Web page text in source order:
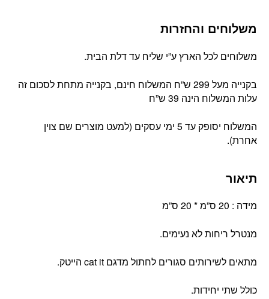
משלוחים והחזרות
משלוחים לכל הארץ ע”י שליח עד דלת הבית.
בקנייה מעל 299 ש”ח המשלוח חינם, בקנייה מתחת לסכום זה
עלות המשלוח הינה 39 ש”ח
המשלוח יסופק עד 5 ימי עסקים (למעט מוצרים שם צוין
אחרת).
תיאור
מידה : 20 ס”מ * 20 ס”מ
מנטרל ריחות לא נעימים.
מתאים לשירותים סגורים לחתול מדגם cat it הייטק.
כולל שתי יחידות.